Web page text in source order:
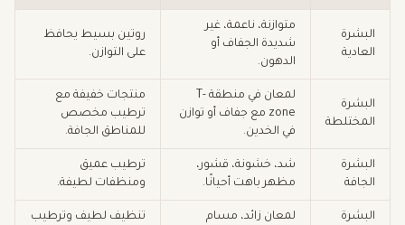
البشرة
العادية
متوازنة، ناعمة، غير
شديدة الجفاف أو
الدهون.
روتين بسيط يحافظ
على التوازن.
البشرة
المختلطة
لمعان في منطقة T-
zone مع جفاف أو توازن
في الخدين.
منتجات خفيفة مع
ترطيب مخصص
للمناطق الجافة.
البشرة
الجافة
شد، خشونة، قشور،
مظهر باهت أحيانًا.
ترطيب عميق
ومنظفات لطيفة.
البشرة
لمعان زائد، مسام
تنظيف لطيف وترطيب